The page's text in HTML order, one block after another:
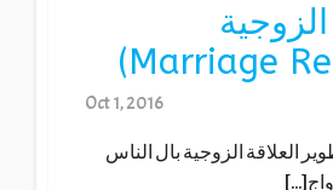
Oct 1, 2016
العلاقة الزوجية بال الناس